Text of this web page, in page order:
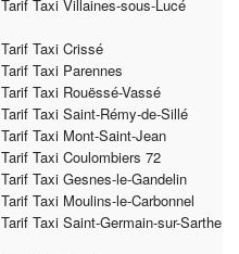
Tarif Taxi Villaines-sous-Lucé
Tarif Taxi Crissé
Tarif Taxi Parennes
Tarif Taxi Rouëssé-Vassé
Tarif Taxi Saint-Rémy-de-Sillé
Tarif Taxi Mont-Saint-Jean
Tarif Taxi Coulombiers 72
Tarif Taxi Gesnes-le-Gandelin
Tarif Taxi Moulins-le-Carbonnel
Tarif Taxi Saint-Germain-sur-Sarthe